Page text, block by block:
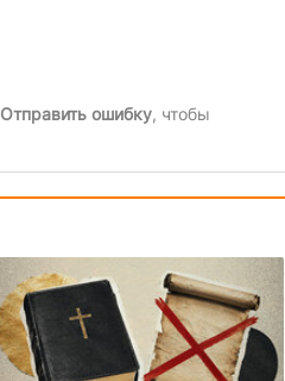
Отправить ошибку, чтобы